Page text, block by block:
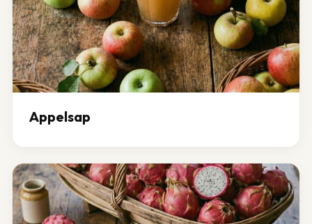
Appelsap